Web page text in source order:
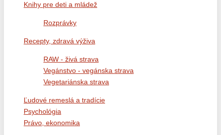
Knihy pre deti a mládež
Rozprávky
Recepty, zdravá výživa
RAW - živá strava
Vegánstvo - vegánska strava
Vegetariánska strava
Ľudové remeslá a tradície
Psychológia
Právo, ekonomika